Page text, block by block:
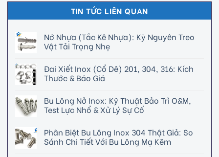
TIN TỨC LIÊN QUAN
Nở Nhựa (Tắc Kê Nhựa): Kỷ Nguyên Treo
Vật Tải Trọng Nhẹ
Đai Xiết Inox (Cổ Dê) 201, 304, 316: Kích
Thước & Báo Giá
Bu Lông Nở Inox: Kỹ Thuật Bảo Trì O&M,
Test Lực Nhổ & Xử Lý Sự Cố
Phân Biệt Bu Lông Inox 304 Thật Giả: So
Sánh Chi Tiết Với Bu Lông Mạ Kẽm